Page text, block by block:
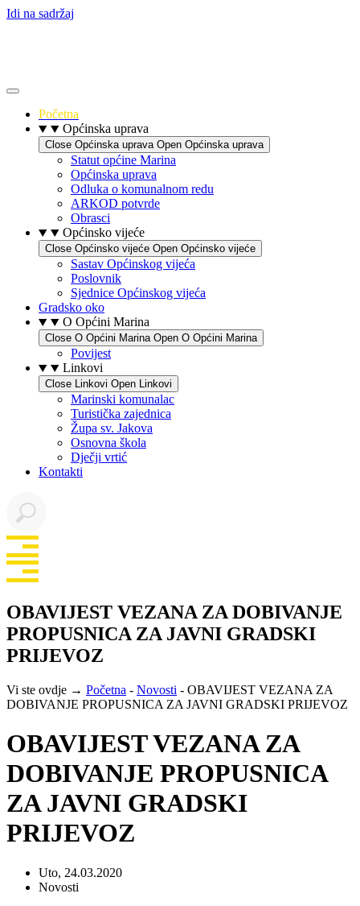
Idi na sadržaj
Početna
Općinska uprava
Close Općinska uprava Open Općinska uprava
Statut općine Marina
Općinska uprava
Odluka o komunalnom redu
ARKOD potvrde
Obrasci
Općinsko vijeće
Close Općinsko vijeće Open Općinsko vijeće
Sastav Općinskog vijeća
Poslovnik
Sjednice Općinskog vijeća
Gradsko oko
O Općini Marina
Close O Općini Marina Open O Općini Marina
Povijest
Linkovi
Close Linkovi Open Linkovi
Marinski komunalac
Turistička zajednica
Župa sv. Jakova
Osnovna škola
Dječji vrtić
Kontakti
OBAVIJEST VEZANA ZA DOBIVANJE
PROPUSNICA ZA JAVNI GRADSKI
PRIJEVOZ
Vi ste ovdje → Početna - Novosti - OBAVIJEST VEZANA ZA
DOBIVANJE PROPUSNICA ZA JAVNI GRADSKI PRIJEVOZ
OBAVIJEST VEZANA ZA
DOBIVANJE PROPUSNICA
ZA JAVNI GRADSKI
PRIJEVOZ
Uto, 24.03.2020
Novosti